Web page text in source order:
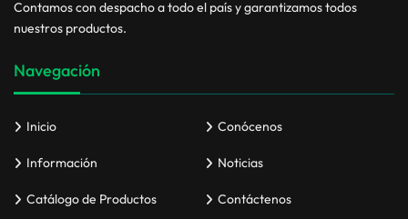
Contamos con despacho a todo el país y garantizamos todos
nuestros productos.
Navegación
Inicio Conócenos
Información Noticias
Catálogo de Productos Contáctenos